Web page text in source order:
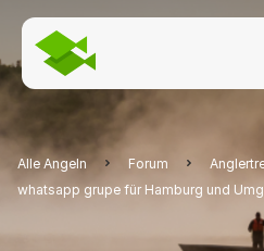
Alle Angeln Forum
whatsapp grupe für Hamburg und